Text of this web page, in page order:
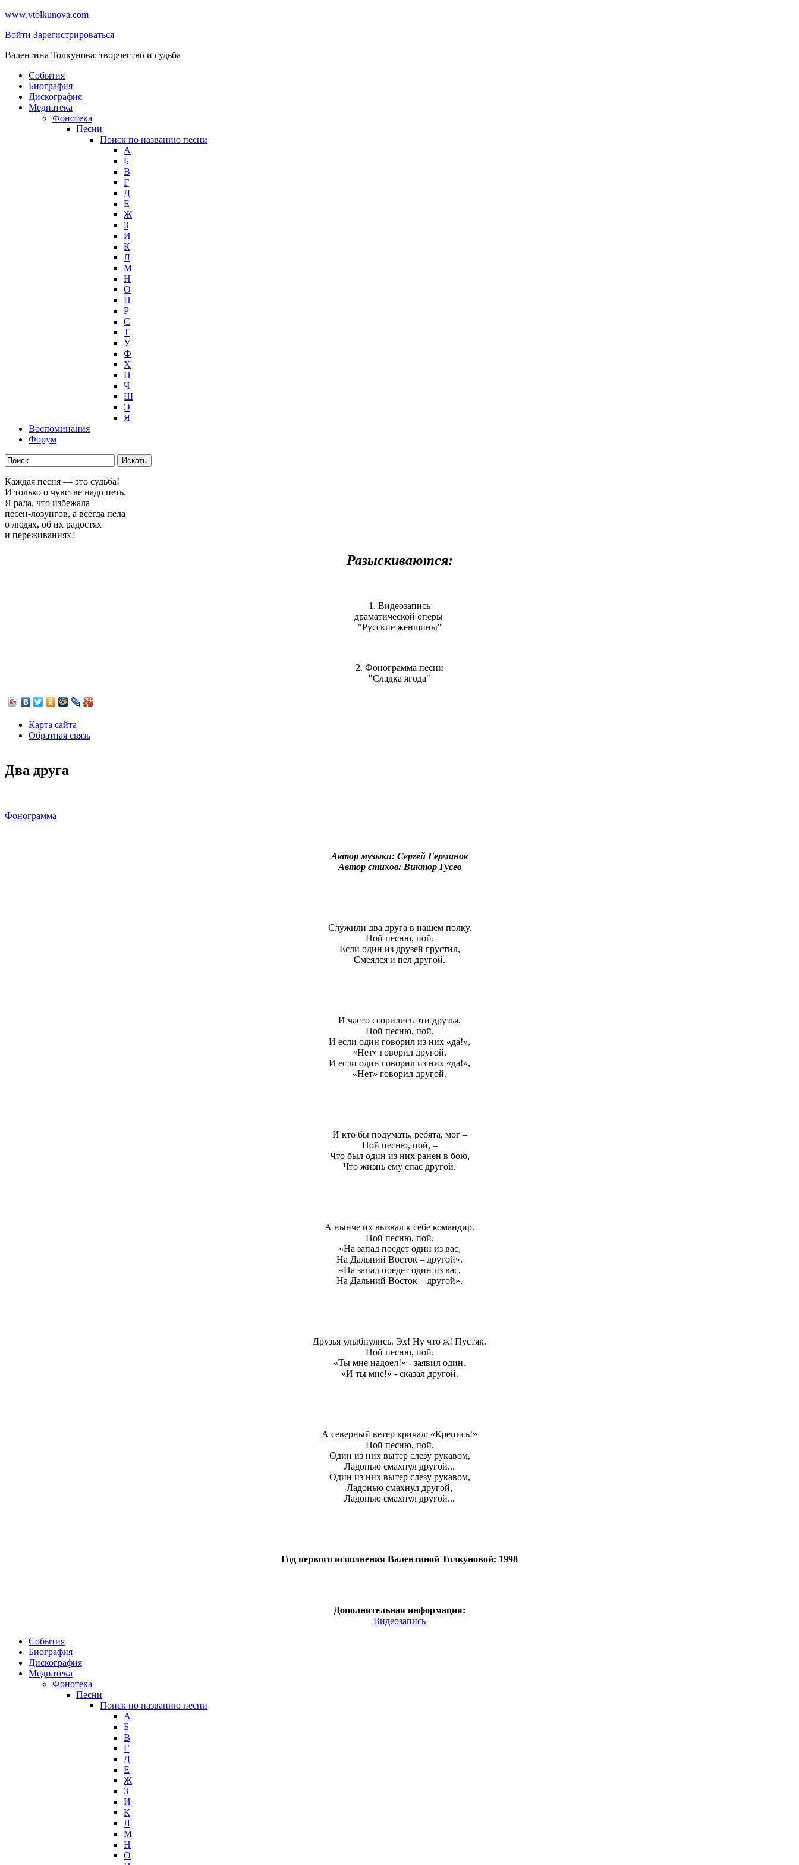
www.vtolkunova.com
Войти Зарегистрироваться
Валентина Толкунова: творчество и судьба
События
Биография
Дискография
Медиатека
Фонотека
Песни
Поиск по названию песни
А
Б
В
Г
Д
Е
Ж
З
И
К
Л
М
Н
О
П
Р
С
Т
У
Ф
Х
Ц
Ч
Ш
Э
Я
Воспоминания
Форум
Каждая песня — это судьба!
И только о чувстве надо петь.
Я рада, что избежала
песен-лозунгов, а всегда пела
о людях, об их радостях
и переживаниях!
Разыскиваются:
1. Видеозапись
драматической оперы
"Русские женщины"
2. Фонограмма песни
"Сладка ягода"
Карта сайта
Обратная связь
Два друга
Фонограмма
Автор музыки: Сергей Германов
Автор стихов: Виктор Гусев
Служили два друга в нашем полку.
Пой песню, пой.
Если один из друзей грустил,
Смеялся и пел другой.
И часто ссорились эти друзья.
Пой песню, пой.
И если один говорил из них «да!»,
«Нет» говорил другой.
И если один говорил из них «да!»,
«Нет» говорил другой.
И кто бы подумать, ребята, мог –
Пой песню, пой, –
Что был один из них ранен в бою,
Что жизнь ему спас другой.
А нынче их вызвал к себе командир.
Пой песню, пой.
«На запад поедет один из вас,
На Дальний Восток – другой».
«На запад поедет один из вас,
На Дальний Восток – другой».
Друзья улыбнулись. Эх! Ну что ж! Пустяк.
Пой песню, пой.
«Ты мне надоел!» - заявил один.
«И ты мне!» - сказал другой.
А северный ветер кричал: «Крепись!»
Пой песню, пой.
Один из них вытер слезу рукавом,
Ладонью смахнул другой...
Один из них вытер слезу рукавом,
Ладонью смахнул другой,
Ладонью смахнул другой...
Год первого исполнения Валентиной Толкуновой: 1998
Дополнительная информация:
Видеозапись
События
Биография
Дискография
Медиатека
Фонотека
Песни
Поиск по названию песни
А
Б
В
Г
Д
Е
Ж
З
И
К
Л
М
Н
О